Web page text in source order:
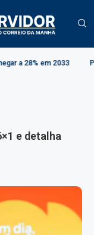
Projeto cria regras
e detalha